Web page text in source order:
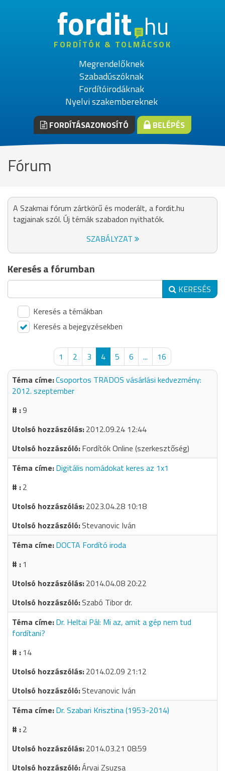
fordithu
FORDÍTÓK & TOLMÁCSOK
Megrendelőknek
Szabadúszóknak
Fordítóirodáknak
Nyelvi szakembereknek
FORDÍTÁSAZONOSÍTÓ BELÉPÉS
Fórum
A Szakmai fórum zártkörű és moderált, a fordit.hu
tagjainak szól. Új témák szabadon nyithatók.
SZABÁLYZAT
Keresés a fórumban
KERESÉS
Keresés a témákban
Keresés a bejegyzésekben
1 2 3 4 5 6 ...
16
Csoportos TRADOS vásárlási kedvezmény:
2012. szeptember
9
2012.09.24 12:44
Fordítók Online (szerkesztőség)
Digitális nomádokat keres az 1x1
2
2023.04.28 10:18
Stevanovic Iván
DOCTA Fordító iroda
1
2014.04.08 20:22
Szabó Tibor dr.
Dr. Heltai Pál: Mi az, amit a gép nem tud
fordítani?
14
2014.02.09 21:12
Stevanovic Iván
Dr. Szabari Krisztina (1953-2014)
2
2014.03.21 08:59
Árvai Zsuzsa